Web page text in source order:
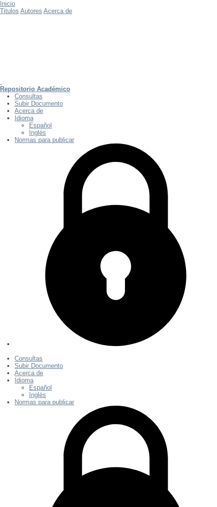
Inicio
Titulos Autores Acerca de
Repositorio Académico
Consultas
Subir Documento
Acerca de
Idioma
Español
Inglés
Normas para publicar
Consultas
Subir Documento
Acerca de
Idioma
Español
Inglés
Normas para publicar